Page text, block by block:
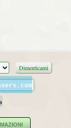
Dimenticami